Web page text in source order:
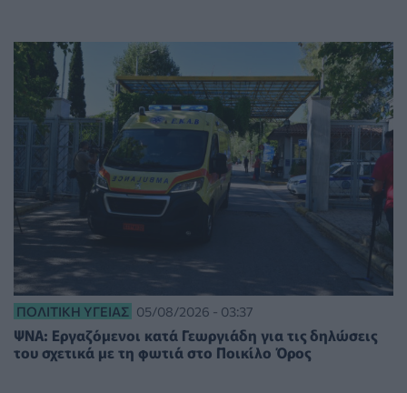
ΠΟΛΙΤΙΚΉ ΥΓΕΊΑΣ 05/08/2026 - 03:37
ΨΝΑ: Εργαζόμενοι κατά Γεωργιάδη για τις δηλώσεις
του σχετικά με τη φωτιά στο Ποικίλο Όρος